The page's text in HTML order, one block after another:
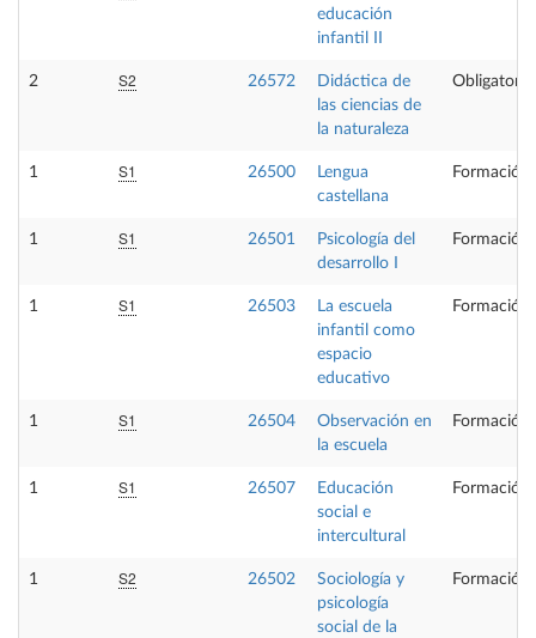
educación
infantil II
2 S2 26572
Didáctica de
las ciencias de
la naturaleza
Obligatoria
1 S1 26500
Lengua
castellana
Formación
1 S1 26501
Psicología del
desarrollo I
Formación
1 S1 26503
La escuela
infantil como
espacio
educativo
Formación
1 S1 26504
Observación en
la escuela
Formación
1 S1 26507
Educación
social e
intercultural
Formación
1 S2 26502
Sociología y
psicología
social de la
Formación